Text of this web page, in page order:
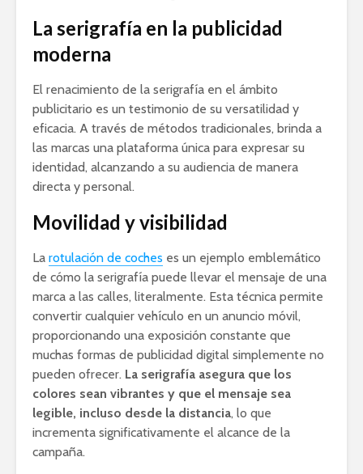
La serigrafía en la publicidad
moderna
El renacimiento de la serigrafía en el ámbito
publicitario es un testimonio de su versatilidad y
eficacia. A través de métodos tradicionales, brinda a
las marcas una plataforma única para expresar su
identidad, alcanzando a su audiencia de manera
directa y personal.
Movilidad y visibilidad
La rotulación de coches es un ejemplo emblemático
de cómo la serigrafía puede llevar el mensaje de una
marca a las calles, literalmente. Esta técnica permite
convertir cualquier vehículo en un anuncio móvil,
proporcionando una exposición constante que
muchas formas de publicidad digital simplemente no
pueden ofrecer. La serigrafía asegura que los
colores sean vibrantes y que el mensaje sea
legible, incluso desde la distancia, lo que
incrementa significativamente el alcance de la
campaña.